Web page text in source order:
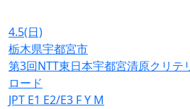
4.5(日)
栃木県宇都宮市
第3回NTT東日本宇都宮清原クリテ
ロード
JPT E1 E2/E3 FY M